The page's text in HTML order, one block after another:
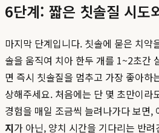
6단계: 짧은 칫솔질 시도
마지막 단계입니다. 칫솔에 묻은 치약
솔을 움직여 치아 한두 개를 1~2초간
면 즉시 칫솔질을 멈추고 가장 좋아하
상해주세요. 처음에는 단 몇 초만이라
경험을 매일 조금씩 늘려나가다 보면,
지가 아닌, 양치 시간을 기다리는 반